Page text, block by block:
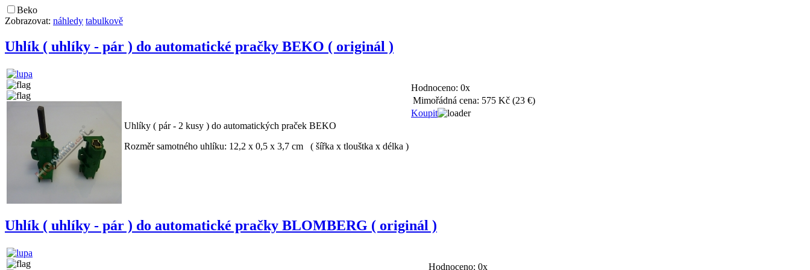
Beko
Zobrazovat: náhledy tabulkově
Uhlík ( uhlíky - pár ) do automatické pračky BEKO ( originál )
Uhlíky ( pár - 2 kusy ) do automatických praček BEKO
Rozměr samotného uhlíku: 12,2 x 0,5 x 3,7 cm ( šířka x tlouštka x délka )
Hodnoceno: 0x
Mimořádná cena: 575 Kč (23 €)
Koupit
Uhlík ( uhlíky - pár ) do automatické pračky BLOMBERG ( originál )
Hodnoceno: 0x